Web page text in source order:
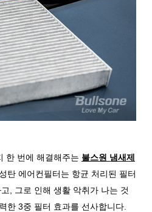
한 번에 해결해주는 불스원 냄새제
탄 에어컨필터는 항균 처리된 필터
그로 인해 생활 악취가 나는 것
한 3중 필터 효과를 선사합니다